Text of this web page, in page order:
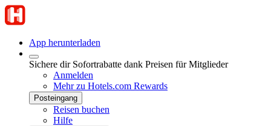
App herunterladen
Sichere dir Sofortrabatte dank Preisen für Mitglieder
Anmelden
Mehr zu Hotels.com Rewards
Posteingang
Reisen buchen
Hilfe